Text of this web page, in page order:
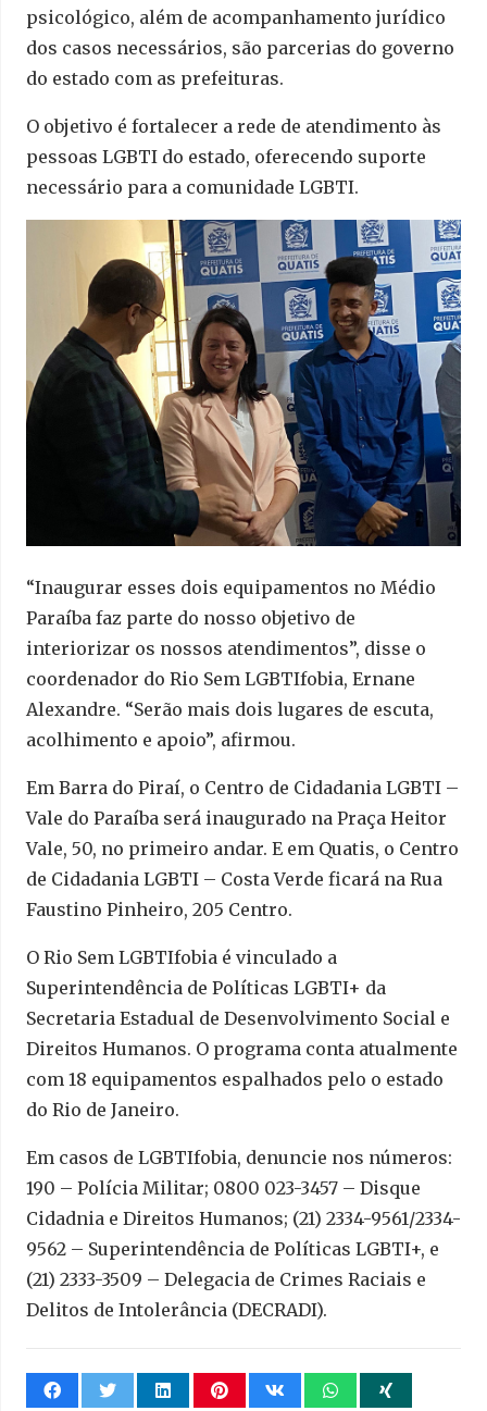
psicológico, além de acompanhamento jurídico
dos casos necessários, são parcerias do governo
do estado com as prefeituras.
O objetivo é fortalecer a rede de atendimento às
pessoas LGBTI do estado, oferecendo suporte
necessário para a comunidade LGBTI.
“Inaugurar esses dois equipamentos no Médio
Paraíba faz parte do nosso objetivo de
interiorizar os nossos atendimentos”, disse o
coordenador do Rio Sem LGBTIfobia, Ernane
Alexandre. “Serão mais dois lugares de escuta,
acolhimento e apoio”, afirmou.
Em Barra do Piraí, o Centro de Cidadania LGBTI –
Vale do Paraíba será inaugurado na Praça Heitor
Vale, 50, no primeiro andar. E em Quatis, o Centro
de Cidadania LGBTI – Costa Verde ficará na Rua
Faustino Pinheiro, 205 Centro.
O Rio Sem LGBTIfobia é vinculado a
Superintendência de Políticas LGBTI+ da
Secretaria Estadual de Desenvolvimento Social e
Direitos Humanos. O programa conta atualmente
com 18 equipamentos espalhados pelo o estado
do Rio de Janeiro.
Em casos de LGBTIfobia, denuncie nos números:
190 – Polícia Militar; 0800 023-3457 – Disque
Cidadnia e Direitos Humanos; (21) 2334-9561/2334-
9562 – Superintendência de Políticas LGBTI+, e
(21) 2333-3509 – Delegacia de Crimes Raciais e
Delitos de Intolerância (DECRADI).